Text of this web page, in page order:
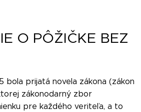
O PÔŽIČKE BEZ
bola prijatá novela zákona (zákon
zákonodarný zbor
pre každého veriteľa, a to